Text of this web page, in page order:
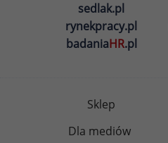
sedlak.pl
rynekpracy.pl
badaniaHR.pl
Sklep
Dla mediów